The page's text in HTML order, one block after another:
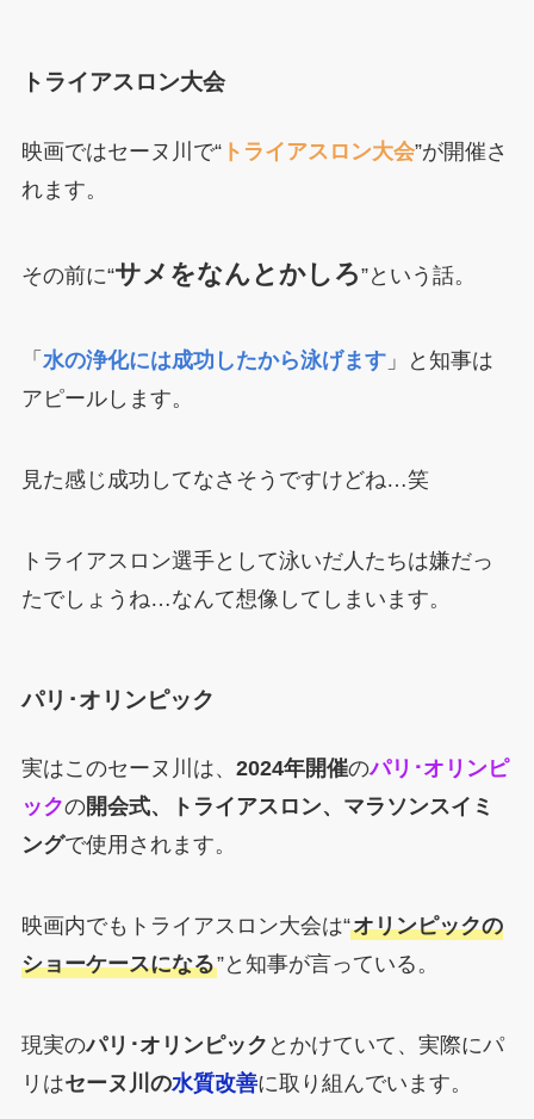
トライアスロン大会
映画ではセーヌ川で“トライアスロン大会”が開催さ
れます。
その前に“サメをなんとかしろ”という話。
「 水の浄化には成功したから泳げます」と知事は
アピールします。
見た感じ成功してなさそうですけどね…笑
トライアスロン選手として泳いだ人たちは嫌だっ
たでしょうね…なんて想像してしまいます。
パリ･オリンピック
実はこのセーヌ川は、 2024年開催のパリ･オリンピ
ックの開会式、トライアスロン、マラソンスイミ
ングで使用されます。
映画内でもトライアスロン大会は“オリンピックの
ショーケースになる”と知事が言っている。
現実のパリ･オリンピック とかけていて、実際にパ
リはセーヌ川の水質改善に取り組んでいます。